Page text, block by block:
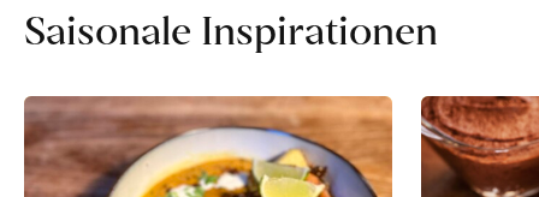
Saisonale Inspirationen